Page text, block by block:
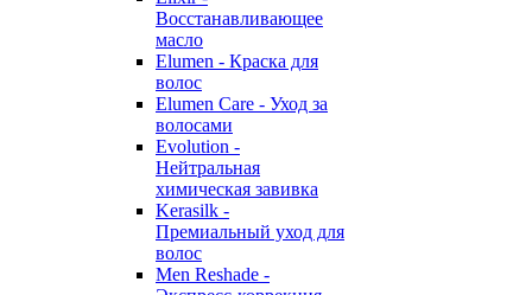
Восстанавливающее
масло
Elumen - Краска для
волос
Elumen Care - Уход за
волосами
Evolution -
Нейтральная
химическая завивка
Kerasilk -
Премиальный уход для
волос
Men Reshade -